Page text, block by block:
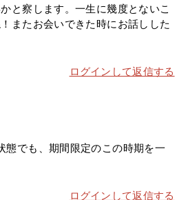
と察します。一生に幾度とないこ
またお会いできた時にお話しした
ログインして返信する
態でも、期間限定のこの時期を一
ログインして返信する